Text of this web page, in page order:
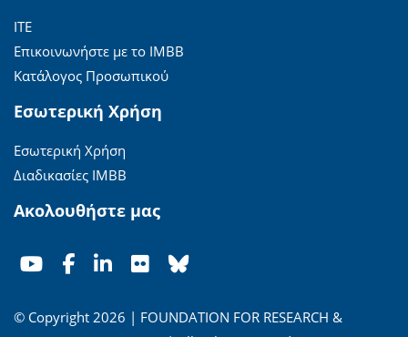
ΙΤΕ
Επικοινωνήστε με το ΙΜΒΒ
Κατάλογος Προσωπικού
Εσωτερική Χρήση
Εσωτερική Χρήση
Διαδικασίες ΙΜΒΒ
Ακολουθήστε μας
© Copyright 2026 | FOUNDATION FOR RESEARCH &